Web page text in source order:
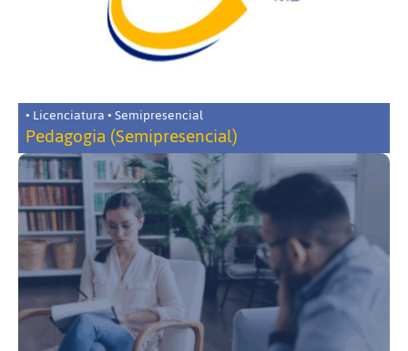
• Licenciatura • Semipresencial
Pedagogia (Semipresencial)